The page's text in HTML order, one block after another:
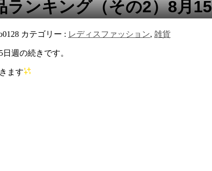
ンキング（その2）8月
カテゴリー : レディスファッション, 雑貨
週の続きです。
ます